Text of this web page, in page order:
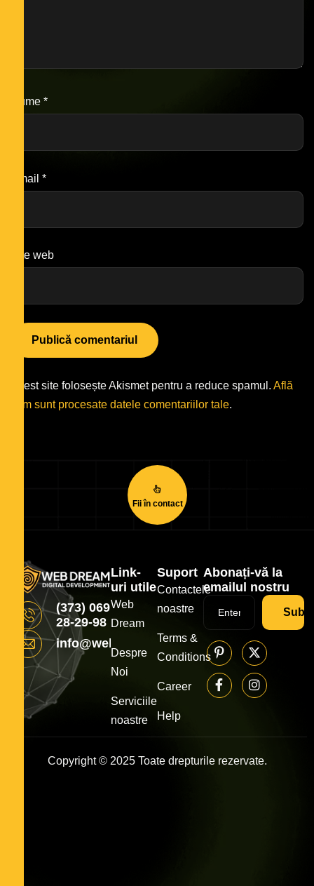
Nume *
Email *
Site web
Acest site folosește Akismet pentru a reduce spamul. Află
cum sunt procesate datele comentariilor tale.
Fii în contact
(373) 069
28-29-98
info@webdream.md
Link-
uri utile
Web
Dream
Despre
Noi
Serviciile
noastre
Suport
Contactele
noastre
Terms &
Conditions
Career
Help
Abonați-vă la
emailul nostru
Copyright © 2025 Toate drepturile rezervate.